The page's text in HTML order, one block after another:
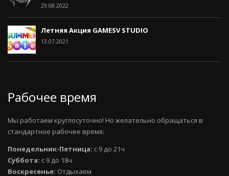
29.08.2022
Летняя Акция GAMESV STUDIO
13.07.2021
Рабочее время
Мы работаем круглосуточно! Но желательно обращаться в
стандартное рабочее время:
Понедельник-Пятница: с 9 до 21ч
Суббота: с 9 до 18ч
Воскресенье: Отдыхаем